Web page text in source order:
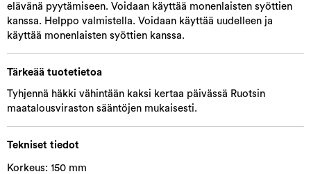
elävänä pyytämiseen. Voidaan käyttää monenlaisten syöttien
kanssa. Helppo valmistella. Voidaan käyttää uudelleen ja
käyttää monenlaisten syöttien kanssa.
Tärkeää tuotetietoa
Tyhjennä häkki vähintään kaksi kertaa päivässä Ruotsin
maatalousviraston sääntöjen mukaisesti.
Tekniset tiedot
Korkeus: 150 mm